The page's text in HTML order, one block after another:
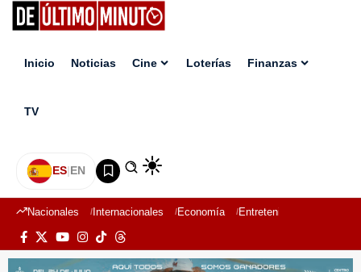
Inicio Noticias Cine Loterías Finanzas
TV
ES|EN
Nacionales Internacionales Economía Entretenimiento